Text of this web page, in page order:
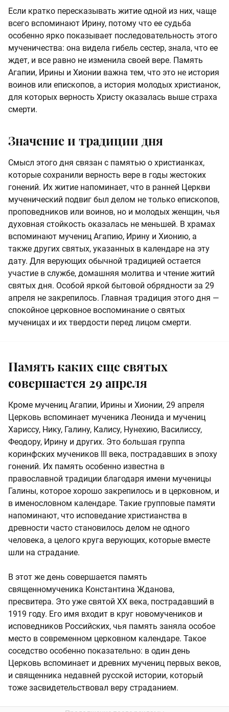
Если кратко пересказывать житие одной из них, чаще
всего вспоминают Ирину, потому что ее судьба
особенно ярко показывает последовательность этого
мученичества: она видела гибель сестер, знала, что ее
ждет, и все равно не изменила своей вере. Память
Агапии, Ирины и Хионии важна тем, что это не история
воинов или епископов, а история молодых христианок,
для которых верность Христу оказалась выше страха
смерти.
Значение и традиции дня
Смысл этого дня связан с памятью о христианках,
которые сохранили верность вере в годы жестоких
гонений. Их житие напоминает, что в ранней Церкви
мученический подвиг был делом не только епископов,
проповедников или воинов, но и молодых женщин, чья
духовная стойкость оказалась не меньшей. В храмах
вспоминают мучениц Агапию, Ирину и Хионию, а
также других святых, указанных в календаре на эту
дату. Для верующих обычной традицией остается
участие в службе, домашняя молитва и чтение житий
святых дня. Особой яркой бытовой обрядности за 29
апреля не закрепилось. Главная традиция этого дня —
спокойное церковное воспоминание о святых
мученицах и их твердости перед лицом смерти.
Память каких еще святых
совершается 29 апреля
Кроме мучениц Агапии, Ирины и Хионии, 29 апреля
Церковь вспоминает мученика Леонида и мучениц
Хариссу, Нику, Галину, Калису, Нунехию, Василиссу,
Феодору, Ирину и других. Это большая группа
коринфских мучеников III века, пострадавших в эпоху
гонений. Их память особенно известна в
православной традиции благодаря имени мученицы
Галины, которое хорошо закрепилось и в церковном, и
в именословном календаре. Такие групповые памяти
напоминают, что исповедание христианства в
древности часто становилось делом не одного
человека, а целого круга верующих, которые вместе
шли на страдание.
В этот же день совершается память
священномученика Константина Жданова,
пресвитера. Это уже святой XX века, пострадавший в
1919 году. Его имя входит в круг новомучеников и
исповедников Российских, чья память заняла особое
место в современном церковном календаре. Такое
соседство особенно показательно: в один день
Церковь вспоминает и древних мучениц первых веков,
и священника недавней русской истории, который
тоже засвидетельствовал веру страданием.